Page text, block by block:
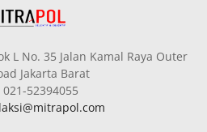
L No. 35 Jalan Kamal Raya Outer
Jakarta Barat
52394055